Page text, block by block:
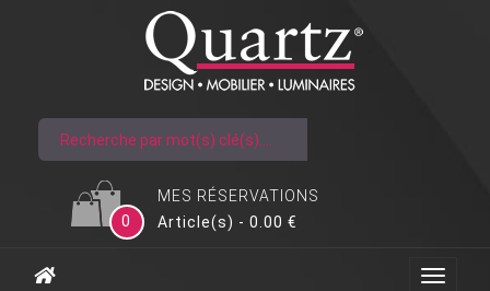
MES RÉSERVATIONS
0
Article(s) - 0.00 €